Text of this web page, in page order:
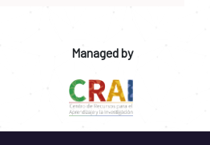
Managed by